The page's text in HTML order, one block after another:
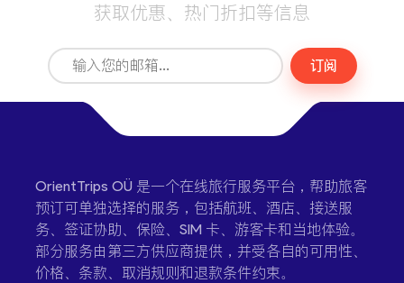
获取优惠、热门折扣等信息
订阅
OrientTrips OÜ 是一个在线旅行服务平台，帮助旅客
预订可单独选择的服务，包括航班、酒店、接送服
务、签证协助、保险、SIM 卡、游客卡和当地体验。
部分服务由第三方供应商提供，并受各自的可用性、
价格、条款、取消规则和退款条件约束。